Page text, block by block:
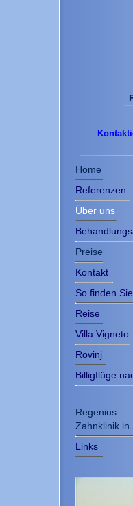
Home
Referenzen
Über uns
Preise
Kontakt
So finden
Reise
Villa Vigneto
Rovinj
Billigflüge
Regenius
Zahnklinik in
Links